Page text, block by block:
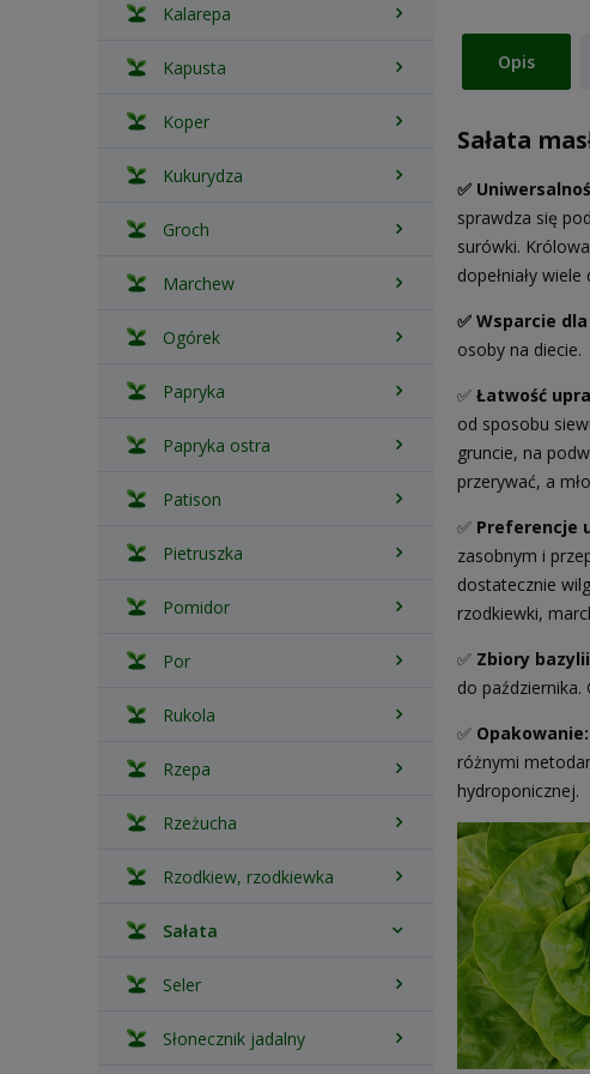
Kalarepa
Kapusta
Koper
Kukurydza
Groch
Marchew
Ogórek
Papryka
Papryka ostra
Patison
Pietruszka
Pomidor
Por
Rukola
Rzepa
Rzeżucha
Rzodkiew, rzodkiewka
Sałata
Seler
Słonecznik jadalny
Opis
Sałata
✅
sprawdza się
surówki.
dopełniały wiele
✅ Wsparcie
osoby na diecie.
✅ Łatwość
od sposobu
gruncie, na
przerywać, a
✅ Preferencje
zasobnym i
dostatecznie
rzodkiewki,
✅ Zbiory
do
✅ Opakowanie:
różnymi
hydroponicznej.